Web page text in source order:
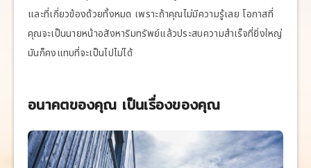
และที่เกี่ยวข้องด้วยทั้งหมด เพราะถ้าคุณไม่มีความรู้เลย โอกาสที่
คุณจะเป็นนายหน้าอสังหาริมทรัพย์แล้วประสบความสำเร็จที่ยิ่งใหญ่
มันก็คงแทบที่จะเป็นไปไม่ได้
อนาคตของคุณ เป็นเรื่องของคุณ